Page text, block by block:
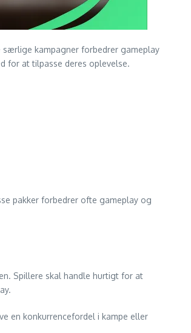
kampagner forbedrer gameplay
for at tilpasse deres oplevelse.
pakker forbedrer ofte gameplay og
Spillere skal handle hurtigt for at
en konkurrencefordel i kampe eller